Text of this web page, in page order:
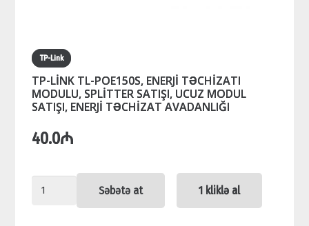
TP-Link
TP-LİNK TL-POE150S, ENERJİ TƏCHİZATI
MODULU, SPLİTTER SATIŞI, UCUZ MODUL
SATIŞI, ENERJİ TƏCHİZAT AVADANLIĞI
40.0₼
TP-
Səbətə at 1 kliklə al